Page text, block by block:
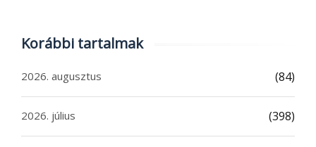
Korábbi tartalmak
2026. augusztus (84)
2026. július (398)